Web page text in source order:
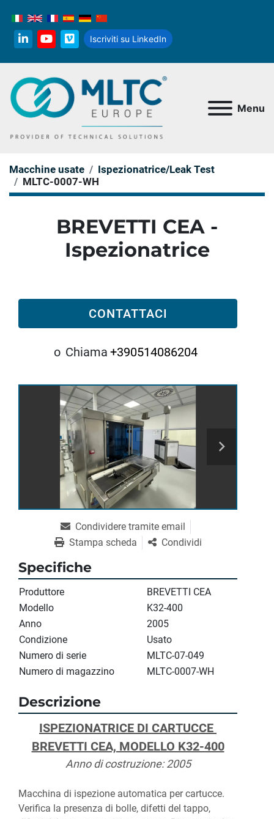
linkedinyoutube
vimeo
Iscriviti su LinkedIn
Menu
Macchine usate
Ispezionatrice/Leak Test
MLTC-0007-WH
BREVETTI CEA -
Ispezionatrice
CONTATTACI
o Chiama +390514086204
Condividere tramite email
Stampa scheda
Condividi
Specifiche
Produttore
BREVETTI CEA
Modello
K32-400
Anno
2005
Condizione
Usato
Numero di serie
MLTC-07-049
Numero di magazzino
MLTC-0007-WH
Descrizione
ISPEZIONATRICE DI CARTUCCE
BREVETTI CEA, MODELLO K32-400
Anno di costruzione: 2005
Macchina di ispezione automatica per cartucce.
Verifica la presenza di bolle, difetti del tappo,